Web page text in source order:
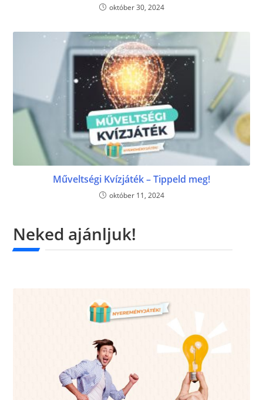
október 30, 2024
Műveltségi Kvízjáték – Tippeld meg!
október 11, 2024
Neked ajánljuk!